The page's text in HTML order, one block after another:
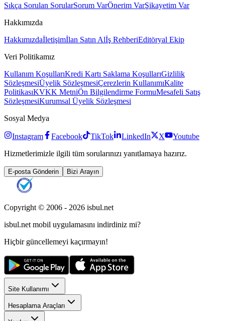
Sıkça Sorulan SorularSorum VarÖnerim VarŞikayetim Var
Hakkımızda
Hakkımızdaİletişimİlan Satın Alİş RehberiEditöryal Ekip
Veri Politikamız
Kullanım KoşullarıKredi Kartı Saklama KoşullarıGizlilik
SözleşmesiÜyelik SözleşmesiÇerezlerin KullanımıKalite
PolitikasıKVKK MetniÖn Bilgilendirme FormuMesafeli Satış
SözleşmesiKurumsal Üyelik Sözleşmesi
Sosyal Medya
Instagram Facebook TikTok LinkedIn X
Youtube
Hizmetlerimizle ilgili tüm sorularınızı yanıtlamaya hazırız.
E-posta Gönderin Bizi Arayın
Copyright © 2006 - 2026 isbul.net
isbul.net mobil uygulamasını indirdiniz mi?
Hiçbir güncellemeyi kaçırmayın!
Site Kullanımı
Hesaplama Araçları